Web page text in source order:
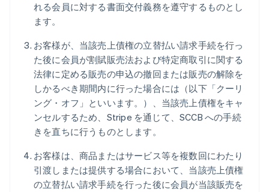
れる会員に対する書面交付義務を遵守するものとし
ます。
お客様が、当該売上債権の立替払い請求手続を行っ
た後に会員が割賦販売法および特定商取引に関する
法律に定める販売の申込の撤回または販売の解除を
しかるべき期間内に行った場合には（以下「クーリ
ング・オフ」といいます。）、当該売上債権をキャ
ンセルするため、Stripe を通じて、SCCB への手続
きを直ちに行うものとします。
お客様は、商品またはサービス等を複数回にわたり
引渡しまたは提供する場合において、当該売上債権
の立替払い請求手続を行った後に会員が当該販売を